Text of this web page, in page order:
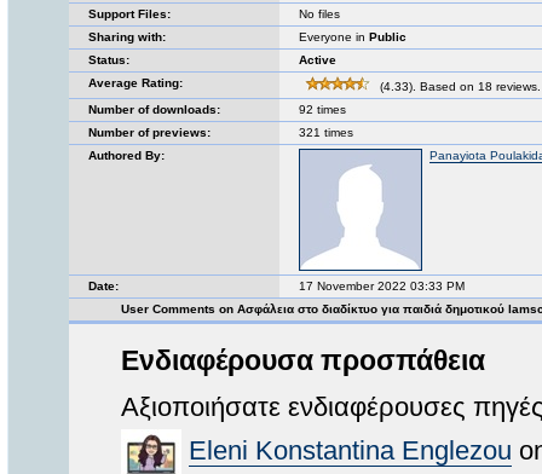
Support Files:
No files
Sharing with:
Everyone in Public
Status:
Active
Average Rating:
(4.33). Based on 18 reviews.
Number of downloads:
92 times
Number of previews:
321 times
Authored By:
Panayiota
Date:
17 November 2022 03:33 PM
User Comments on Ασφάλεια στο διαδίκτυο για παιδιά δημοτικού
Ενδιαφέρουσα προσπάθεια
Αξιοποιήσατε ενδιαφέρουσες
Eleni Konstantina Englezou